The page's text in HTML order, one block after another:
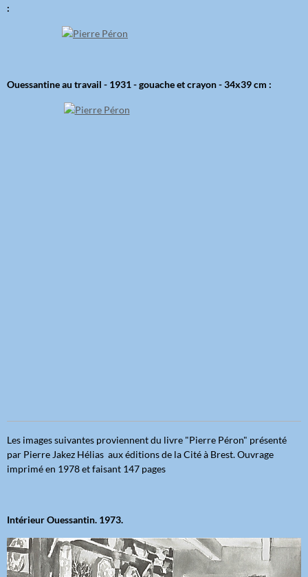
:
Ouessantine au travail - 1931 - gouache et crayon - 34x39 cm :
Les images suivantes proviennent du livre "Pierre Péron" présenté
par Pierre Jakez Hélias aux éditions de la Cité à Brest. Ouvrage
imprimé en 1978 et faisant 147 pages
Intérieur Ouessantin. 1973.